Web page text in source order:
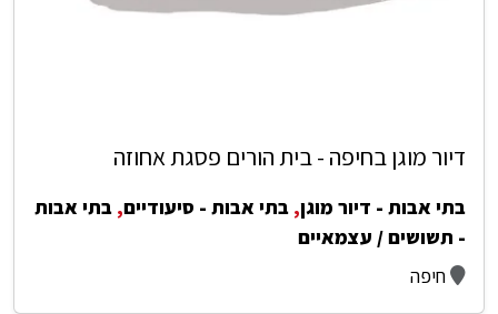
דיור מוגן בחיפה - בית הורים פסגת אחוזה
בתי אבות - דיור מוגן, בתי אבות - סיעודיים, בתי אבות
- תשושים / עצמאיים
חיפה